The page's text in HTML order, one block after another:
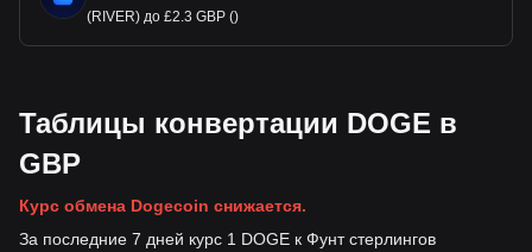
(RIVER) до £2.3 GBP ()
Таблицы конвертации DOGE в
GBP
Курс обмена Dogecoin снижается.
За последние 7 дней курс 1 DOGE к Фунт стерлингов